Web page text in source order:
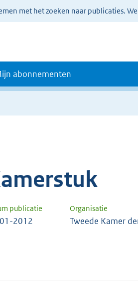
met het zoeken naar publicaties.
abonnementen
publicatie Organisatie
2012 Tweede Kamer